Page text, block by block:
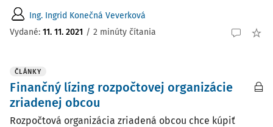
Ing. Ingrid Konečná Veverková
Vydané: 11. 11. 2021 / 2 minúty čítania
ČLÁNKY
Finančný lízing rozpočtovej organizácie
zriadenej obcou
Rozpočtová organizácia zriadená obcou chce kúpiť